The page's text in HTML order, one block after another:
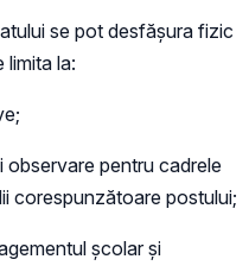
se pot desfășura fizic
limita la:
observare pentru cadrele
corespunzătoare postului;
școlar și